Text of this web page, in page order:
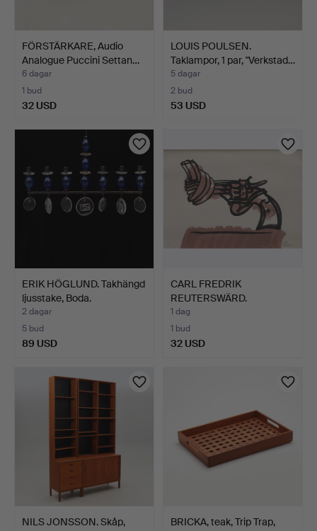
FÖRSTÄRKARE, Audio
Analogue Puccini Settan…
6 dagar
1 bud
32 USD
LOUIS POULSEN.
Taklampor, 1 par, "Verkstad…
5 dagar
2 bud
53 USD
ERIK HÖGLUND. Takhängd
ljusstake, Boda.
2 dagar
5 bud
89 USD
CARL FREDRIK
REUTERSWÄRD.
Färglitografi, "…
1 dag
1 bud
32 USD
NILS JONSSON. Skåp,
BRICKA, teak, Trip Trap,